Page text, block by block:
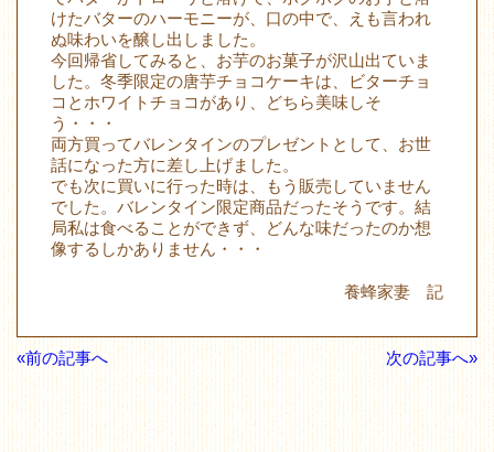
けたバターのハーモニーが、口の中で、えも言われ
ぬ味わいを醸し出しました。
今回帰省してみると、お芋のお菓子が沢山出ていま
した。冬季限定の唐芋チョコケーキは、ビターチョ
コとホワイトチョコがあり、どちら美味しそ
う・・・
両方買ってバレンタインのプレゼントとして、お世
話になった方に差し上げました。
でも次に買いに行った時は、もう販売していません
でした。バレンタイン限定商品だったそうです。結
局私は食べることができず、どんな味だったのか想
像するしかありません・・・
養蜂家妻 記
«前の記事へ 次の記事へ»